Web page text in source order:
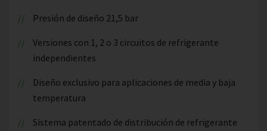
Presión de diseño 21,5 bar
Versiones con 1, 2 o 3 circuitos de refrigerante
independientes
Diseño exclusivo para aplicaciones de media y baja
temperatura
Sistema patentado de distribución de refrigerante